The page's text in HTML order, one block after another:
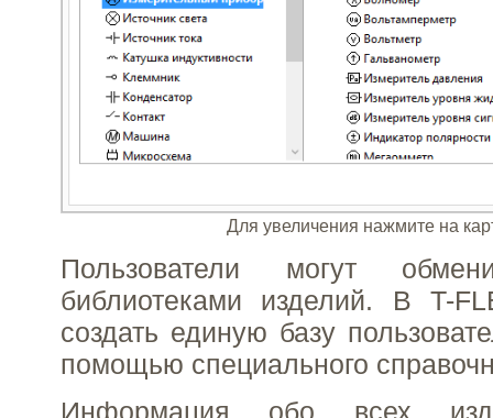
Для увеличения нажмите на
Пользователи могут
библиотеками изделий. В T-
создать единую базу
помощью специального
Информация обо всех